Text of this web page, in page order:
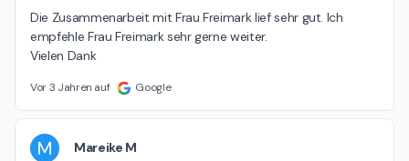
Die Zusammenarbeit mit Frau Freimark lief sehr gut. Ich
empfehle Frau Freimark sehr gerne weiter.
Vielen Dank
Vor 3 Jahren auf Google
M Mareike M